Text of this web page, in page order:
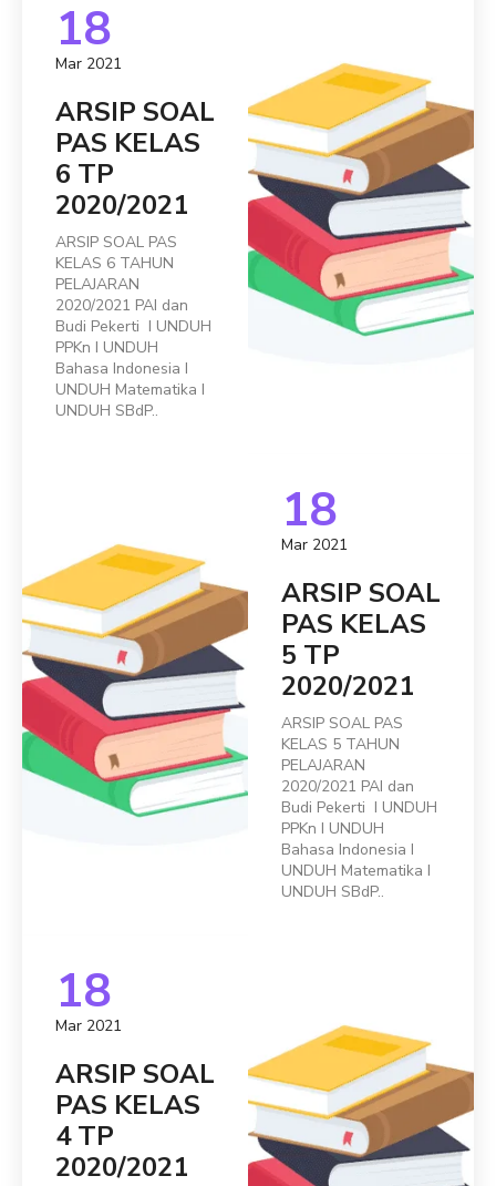
18
Mar 2021
ARSIP SOAL
PAS KELAS
6 TP
2020/2021
ARSIP SOAL PAS
KELAS 6 TAHUN
PELAJARAN
2020/2021 PAI dan
Budi Pekerti I UNDUH
PPKn I UNDUH
Bahasa Indonesia I
UNDUH Matematika I
UNDUH SBdP..
18
Mar 2021
ARSIP SOAL
PAS KELAS
5 TP
2020/2021
ARSIP SOAL PAS
KELAS 5 TAHUN
PELAJARAN
2020/2021 PAI dan
Budi Pekerti I UNDUH
PPKn I UNDUH
Bahasa Indonesia I
UNDUH Matematika I
UNDUH SBdP..
18
Mar 2021
ARSIP SOAL
PAS KELAS
4 TP
2020/2021